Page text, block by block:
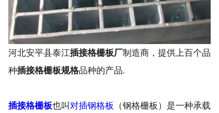
球接栏杆产品
技术支持
工程案例
河北安平县泰江插接格栅板厂制造商，提供上百个品
种插接格栅板规格品种的产品.
插接格栅板也叫 对插钢格板 （钢格栅板）是一种承载